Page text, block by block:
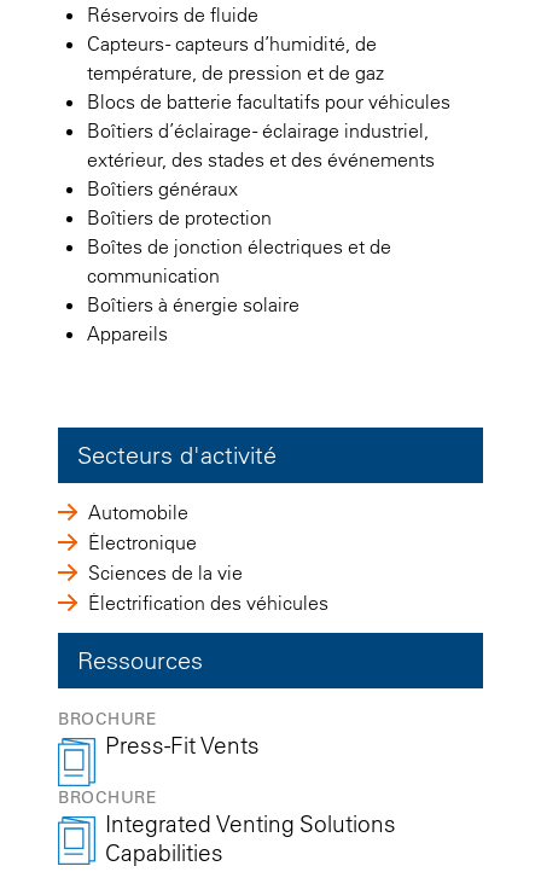
Réservoirs de fluide
Capteurs - capteurs d’humidité, de
température, de pression et de gaz
Blocs de batterie facultatifs pour véhicules
Boîtiers d’éclairage - éclairage industriel,
extérieur, des stades et des événements
Boîtiers généraux
Boîtiers de protection
Boîtes de jonction électriques et de
communication
Boîtiers à énergie solaire
Appareils
Secteurs d'activité
Automobile
Électronique
Sciences de la vie
Électrification des véhicules
Ressources
BROCHURE
Press-Fit Vents
BROCHURE
Integrated Venting Solutions
Capabilities